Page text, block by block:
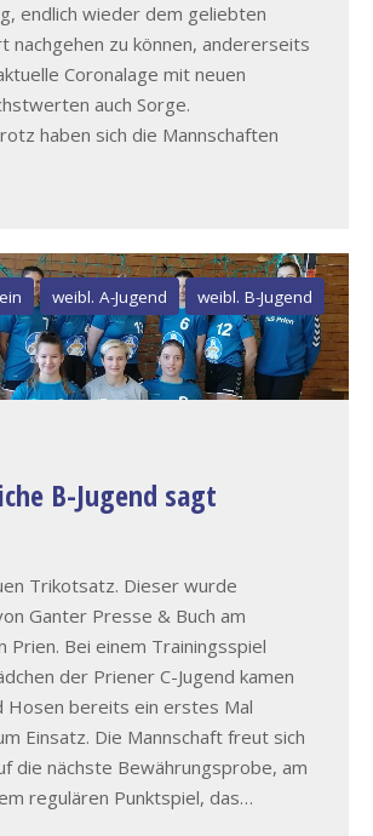
endlich wieder dem geliebten
nachgehen zu können, andererseits
Coronalage mit neuen
auch Sorge.
haben sich die Mannschaften
weibl. A-Jugend weibl. B-Jugend
B-Jugend sagt
Trikotsatz. Dieser wurde
Ganter Presse & Buch am
Prien. Bei einem Trainingsspiel
der Priener C-Jugend kamen
Hosen bereits ein erstes Mal
Einsatz. Die Mannschaft freut sich
die nächste Bewährungsprobe, am
regulären Punktspiel, das…